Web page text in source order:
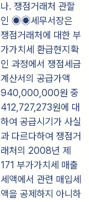
나. 쟁점거래처 관할
인 ◉◉세무서장은
쟁점거래처에 대한 부
가가치세 환급현지확
인 과정에서 쟁점세금
계산서의 공급가액
940,000,000원 중
412,727,273원에 대
하여 공급시기가 사실
과 다르다하여 쟁점거
래처의 2008년 제
171 부가가치세 매출
세액에서 관련 매입세
액을 공제하지 아니하